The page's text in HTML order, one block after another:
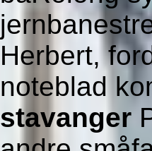
Herbert,
noteblad
stavanger